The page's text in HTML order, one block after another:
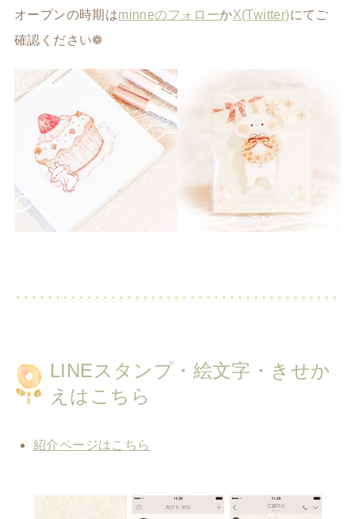
オープンの時期はminneのフォローかX(Twitter)にてご
確認ください❁
LINEスタンプ・絵文字・きせか
えはこちら
紹介ページはこちら